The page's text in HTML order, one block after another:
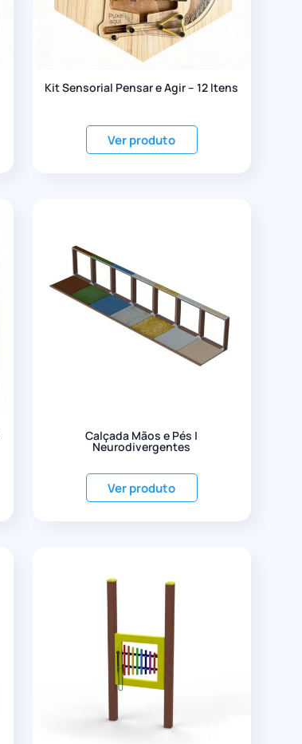
Kit Sensorial Pensar e Agir – 12 Itens
Ver produto
Calçada Mãos e Pés |
Neurodivergentes
Ver produto